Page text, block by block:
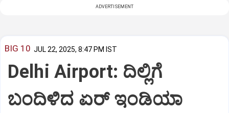
ADVERTISEMENT
BIG 10 JUL 22, 2025, 8:47 PM IST
Delhi Airport: ದಿಲ್ಲಿಗೆ
ಬಂದಿಳಿದ ಏರ್‌ ಇಂಡಿಯಾ